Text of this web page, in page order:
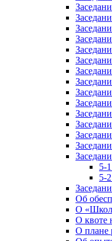
5-
5-
Об
О
О квоте
О плане